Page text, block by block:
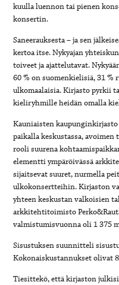
kuulla luennon tai pienen
konsertin.
Saneerauksesta – ja sen
kertoa itse. Nykyajan
toiveet ja ajattelutavat.
60 % on suomenkielisiä, 31 %
ulkomaalaisia. Kirjasto pyrkii
kieliryhmille heidän omalla
Kauniaisten
paikalla keskustassa,
rooli suurena
elementti ympäröivässä
sijaitsevat suuret, nurmella
ulkokonsertteihin. Kirjaston
yhteen keskustan valkoisien
arkkitehtitoimisto
valmistumisvuonna oli 1 375
Sisustuksen suunnitteli
Kokonaiskustannukset olivat
Tiesittekö, että kirjaston